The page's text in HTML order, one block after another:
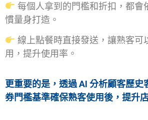
每個人拿到的門檻和折扣，都會
慣量身打造。
線上點餐時直接發送，讓熟客可
用，提升使用率。
更重要的是，透過 AI 分析顧客歷史
券門檻基準確保熟客使用後，提升